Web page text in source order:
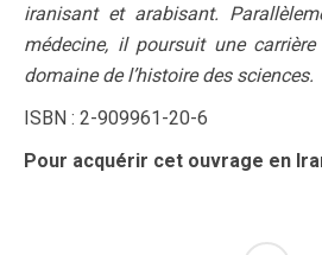
iranisant et arabisant.
médecine, il poursuit une
domaine de l’histoire des sciences.
ISBN : 2-909961-20-6
Pour acquérir cet ouvrage en